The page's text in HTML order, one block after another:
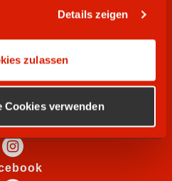
Details zeigen
zulassen
Cookies verwenden